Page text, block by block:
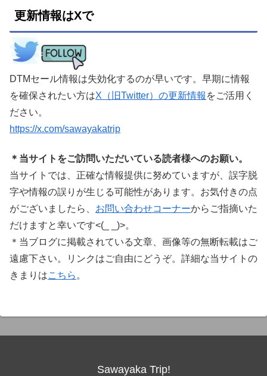
更新情報はXで
DTMセール情報は失効化するのが早いです。早期に情報
を確保されたい方はX（旧Twitter）の更新情報 をご活用く
ださい。
https://x.com/sawayakatrip
＊当サイトをご訪問いただいている読者様へのお願い。
当サイトでは、正確な情報提供に努めていますが、誤字脱
字や情報の誤りが生じる可能性があります。お気付きの点
がございましたら、 お問い合わせコーナーからご指摘いた
だけますと幸いです<(_ _)>。
＊当ブログに掲載されている文章、画像等の無断転載はご
遠慮下さい。リンクはご自由にどうぞ。詳細な当サイトの
きまりはこちら。
Sawayaka Trip!